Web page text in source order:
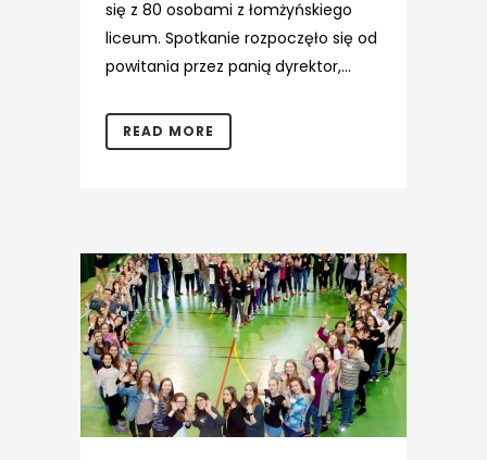
się z 80 osobami z łomżyńskiego
liceum. Spotkanie rozpoczęło się od
powitania przez panią dyrektor,...
READ MORE